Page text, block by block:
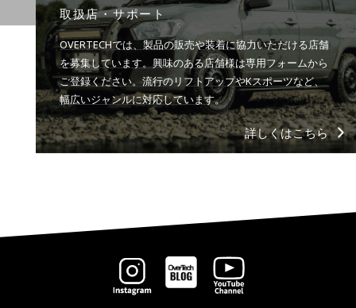
取扱店・サポート
OVERTECHでは、製品の販売や装着に協力いただける店舗
を募集しています。興味のある店舗様は専用フォームから
ご登録ください。流行のリフトアップやKスポーツなど、
幅広いジャンルに対応しています。
詳しくはこちら